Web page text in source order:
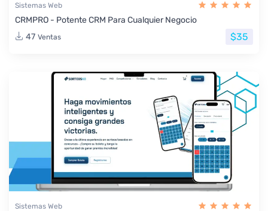
Sistemas Web
CRMPRO - Potente CRM Para Cualquier Negocio
47 Ventas $35
Sistemas Web